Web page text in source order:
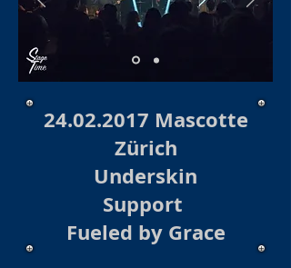
24.02.2017 Mascotte
Zürich
Underskin
Support
Fueled by Grace